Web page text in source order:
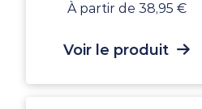
À partir de 38,95 €
Voir le produit